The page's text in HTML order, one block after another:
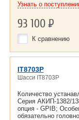
Узнать о
93 100Р
К сравнению
IT8703P
Шасси IT8703P
Количество
Серия АКИП-1382/
опция - GPIB;
обязательно